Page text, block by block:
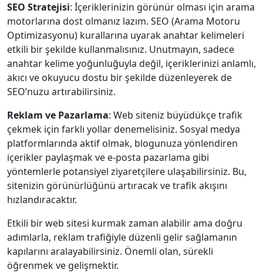
SEO Stratejisi: İçeriklerinizin görünür olması için arama
motorlarına dost olmanız lazım. SEO (Arama Motoru
Optimizasyonu) kurallarına uyarak anahtar kelimeleri
etkili bir şekilde kullanmalısınız. Unutmayın, sadece
anahtar kelime yoğunluğuyla değil, içeriklerinizi anlamlı,
akıcı ve okuyucu dostu bir şekilde düzenleyerek de
SEO’nuzu artırabilirsiniz.
Reklam ve Pazarlama: Web siteniz büyüdükçe trafik
çekmek için farklı yollar denemelisiniz. Sosyal medya
platformlarında aktif olmak, blogunuza yönlendiren
içerikler paylaşmak ve e-posta pazarlama gibi
yöntemlerle potansiyel ziyaretçilere ulaşabilirsiniz. Bu,
sitenizin görünürlüğünü artıracak ve trafik akışını
hızlandıracaktır.
Etkili bir web sitesi kurmak zaman alabilir ama doğru
adımlarla, reklam trafiğiyle düzenli gelir sağlamanın
kapılarını aralayabilirsiniz. Önemli olan, sürekli
öğrenmek ve gelişmektir.